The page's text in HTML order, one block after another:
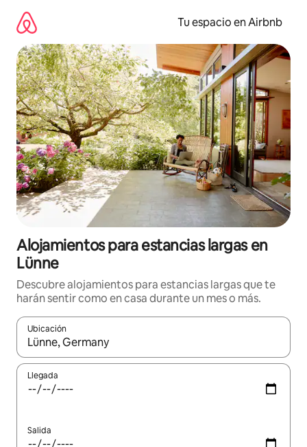
contenido
Tu espacio en Airbnb
Alojamientos para estancias largas en
Lünne
Descubre alojamientos para estancias largas que te
harán sentir como en casa durante un mes o más.
Ubicación
Cuando los resultados estén disponibles, podrás navegar
Llegada
Salida